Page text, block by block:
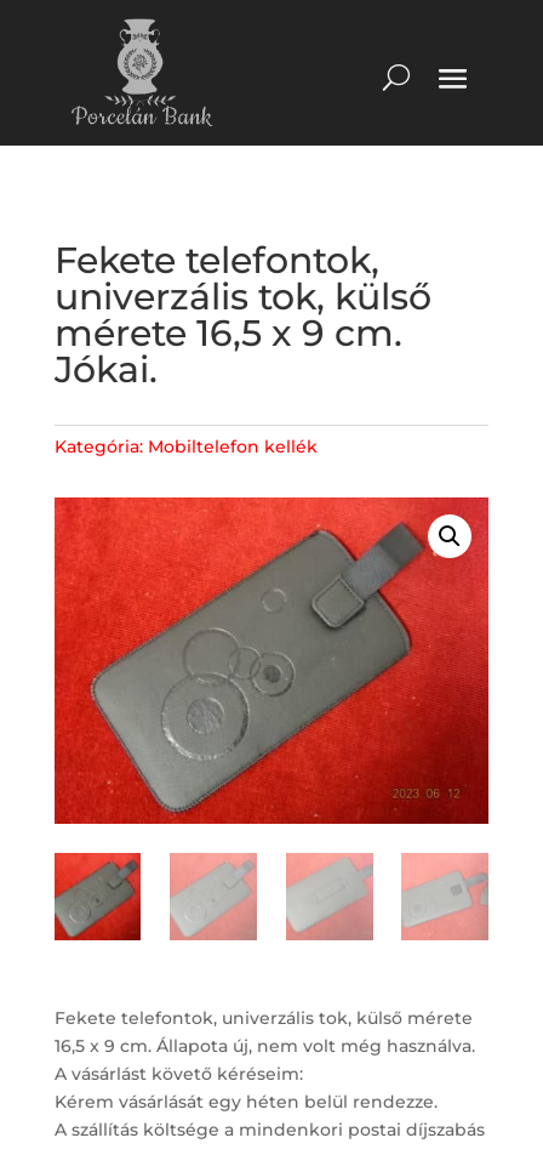
Fekete telefontok,
univerzális tok, külső
mérete 16,5 x 9 cm.
Jókai.
Kategória: Mobiltelefon kellék
Fekete telefontok, univerzális tok, külső mérete
16,5 x 9 cm. Állapota új, nem volt még használva.
A vásárlást követő kéréseim:
Kérem vásárlását egy héten belül rendezze.
A szállítás költsége a mindenkori postai díjszabás